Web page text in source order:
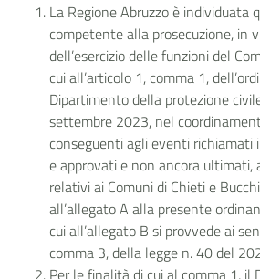
La Regione Abruzzo è individuata
competente alla prosecuzione, in
dell’esercizio delle funzioni del
cui all’articolo 1, comma 1,
Dipartimento della protezione
settembre 2023, nel
conseguenti agli eventi richiamati
e approvati e non ancora ultimati,
relativi ai Comuni di Chieti e
all’allegato A alla presente
cui all’allegato B si provvede ai
comma 3, della legge n. 40 del
Per le finalità di cui al comma 1, il